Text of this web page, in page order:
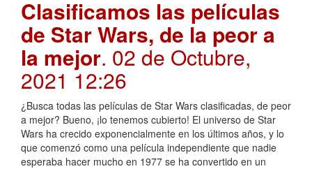
Clasificamos las películas
de Star Wars, de la peor a
la mejor. 02 de Octubre,
2021 12:26
¿Busca todas las películas de Star Wars clasificadas, de peor
a mejor? Bueno, ¡lo tenemos cubierto! El universo de Star
Wars ha crecido exponencialmente en los últimos años, y lo
que comenzó como una película independiente que nadie
esperaba hacer mucho en 1977 se ha convertido en un